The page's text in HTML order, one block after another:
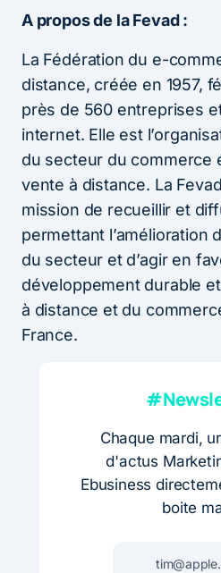
A propos de la Fevad :
La Fédération du e-
distance, créée en 1957,
près de 560 entreprises
internet. Elle est
du secteur du commerce
vente à distance. La
mission de recueillir et
permettant l’amélioration
du secteur et d’agir en
développement durable
à distance et du
France.
Chaque mardi,
d'actus
Ebusiness
boite